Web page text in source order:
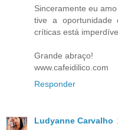
Sinceramente eu
tive a
críticas está
Grande abraço!
www.cafeidilico.com
Responder
Ludyanne Carvalho